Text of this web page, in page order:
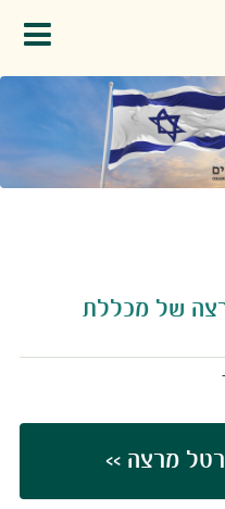
של מכללת
מרצה >>